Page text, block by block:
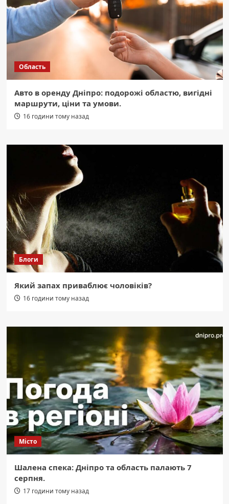
Область
Авто в оренду Дніпро: подорожі областю, вигідні
маршрути, ціни та умови.
16 години тому назад
Блоги
Який запах приваблює чоловіків?
16 години тому назад
Місто
Шалена спека: Дніпро та область палають 7
серпня.
17 години тому назад